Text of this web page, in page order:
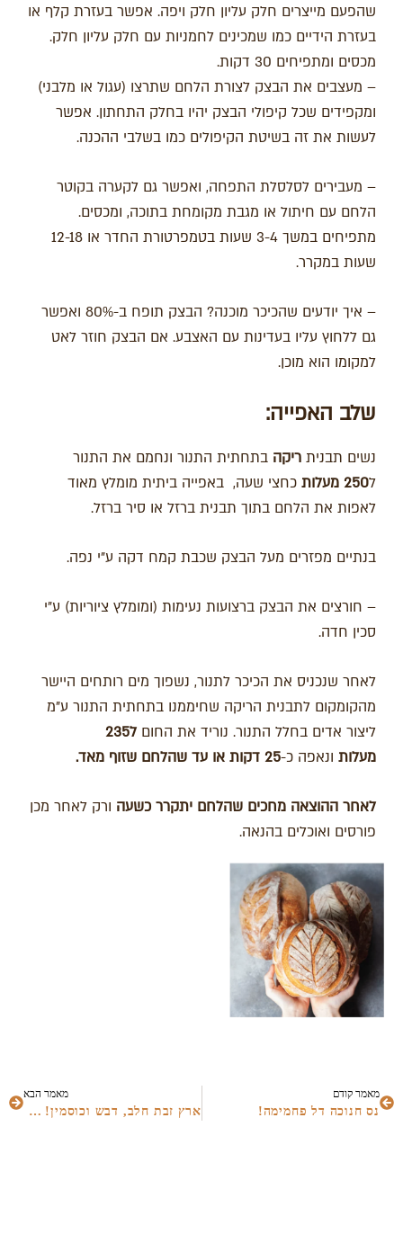
שהפעם מייצרים חלק עליון חלק ויפה. אפשר בעזרת קלף או
בעזרת הידיים כמו שמכינים לחמניות עם חלק עליון חלק.
מכסים ומתפיחים 30 דקות.
– מעצבים את הבצק לצורת הלחם שתרצו (עגול או מלבני)
ומקפידים שכל קיפולי הבצק יהיו בחלק התחתון. אפשר
לעשות את זה בשיטת הקיפולים כמו בשלבי ההכנה.
– מעבירים לסלסלת התפחה, ואפשר גם לקערה בקוטר
הלחם עם חיתול או מגבת מקומחת בתוכה, ומכסים.
מתפיחים במשך 3-4 שעות בטמפרטורת החדר או 12-18
שעות במקרר.
– איך יודעים שהכיכר מוכנה? הבצק תופח ב-80% ואפשר
גם ללחוץ עליו בעדינות עם האצבע. אם הבצק חוזר לאט
למקומו הוא מוכן.
שלב האפייה:
נשים תבנית ריקה בתחתית התנור ונחמם את התנור
ל250 מעלות כחצי שעה, באפייה ביתית מומלץ מאוד
לאפות את הלחם בתוך תבנית ברזל או סיר ברזל.
בנתיים מפזרים מעל הבצק שכבת קמח דקה ע"י נפה.
– חורצים את הבצק ברצועות נעימות (ומומלץ ציוריות) ע"י
סכין חדה.
לאחר שנכניס את הכיכר לתנור, נשפוך מים רותחים היישר
מהקומקום לתבנית הריקה שחיממנו בתחתית התנור ע"מ
ליצור אדים בחלל התנור. נוריד את החום ל235
מעלות ונאפה כ-25 דקות או עד שהלחם שזוף מאד.
לאחר ההוצאה מחכים שהלחם יתקרר כשעה ורק לאחר מכן
פורסים ואוכלים בהנאה.
מאמר קודם
נס חנוכה דל פחמימה!
מאמר הבא
ארץ זבת חלב, דבש וכוסמין! שבועות מושחת ומאוזן? כנסו לכאן >>>